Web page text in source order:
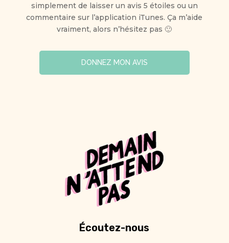
simplement de laisser un avis 5 étoiles ou un
commentaire sur l’application iTunes. Ça m’aide
vraiment, alors n’hésitez pas 🙂
DONNEZ MON AVIS
Écoutez-nous